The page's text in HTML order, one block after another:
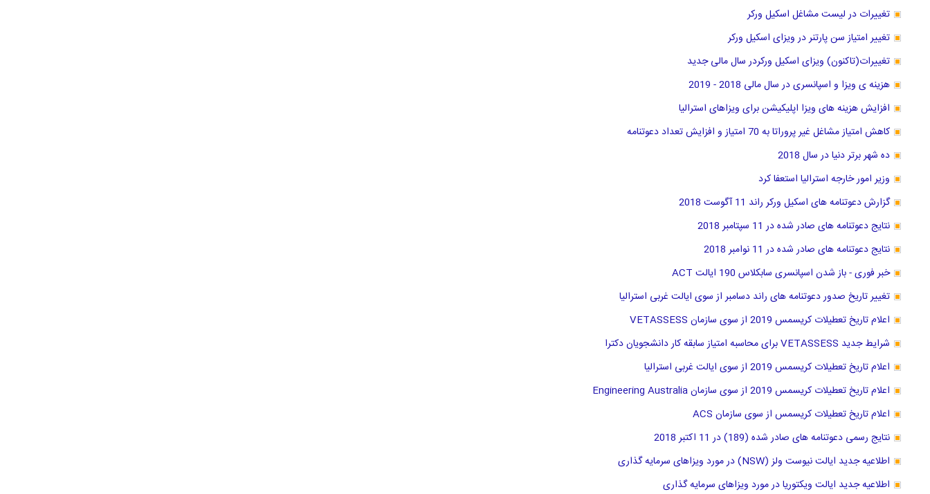
تغییرات در لیست مشاغل اسکیل ورکر
تغییر امتیاز سن پارتنر در ویزای اسکیل ورکر
تغییرات(تاکنون) ویزای اسکیل ورکردر سال مالی جدید
هزینه ی ویزا و اسپانسری در سال مالی 2018 - 2019
افزایش هزینه های ویزا اپلیکیشن برای ویزاهای استرالیا
کاهش امتیاز مشاغل غیر پروراتا به 70 امتیاز و افزایش تعداد دعوتنامه
ده شهر برتر دنیا در سال 2018
وزیر امور خارجه استرالیا استعفا کرد
گزارش دعوتنامه های اسکیل ورکر راند 11 آگوست 2018
نتایج دعوتنامه های صادر شده در 11 سپتامبر 2018
نتایج دعوتنامه های صادر شده در 11 نوامبر 2018
خبر فوری - باز شدن اسپانسری سابکلاس 190 ایالت ACT
تغییر تاریخ صدور دعوتنامه های راند دسامبر از سوی ایالت غربی استرالیا
اعلام تاریخ تعطیلات کریسمس 2019 از سوی سازمان VETASSESS
شرایط جدید VETASSESS برای محاسبه امتیاز سابقه کار دانشجویان دکترا
اعلام تاریخ تعطیلات کریسمس 2019 از سوی ایالت غربی استرالیا
اعلام تاریخ تعطیلات کریسمس 2019 از سوی سازمان Engineering Australia
اعلام تاریخ تعطیلات کریسمس از سوی سازمان ACS
نتایج رسمی دعوتنامه های صادر شده (189) در 11 اکتبر 2018
اطلاعیه جدید ایالت نیوست ولز (NSW) در مورد ویزاهای سرمایه گذاری
اطلاعیه جدید ایالت ویکتوریا در مورد ویزاهای سرمایه گذاری